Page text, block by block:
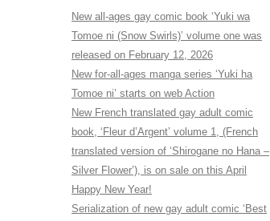
New all-ages gay comic book ‘Yuki wa
Tomoe ni (Snow Swirls)’ volume one was
released on February 12, 2026
New for-all-ages manga series ‘Yuki ha
Tomoe ni’ starts on web Action
New French translated gay adult comic
book, ‘Fleur d’Argent’ volume 1, (French
translated version of ‘Shirogane no Hana –
Silver Flower’), is on sale on this April
Happy New Year!
Serialization of new gay adult comic ‘Best